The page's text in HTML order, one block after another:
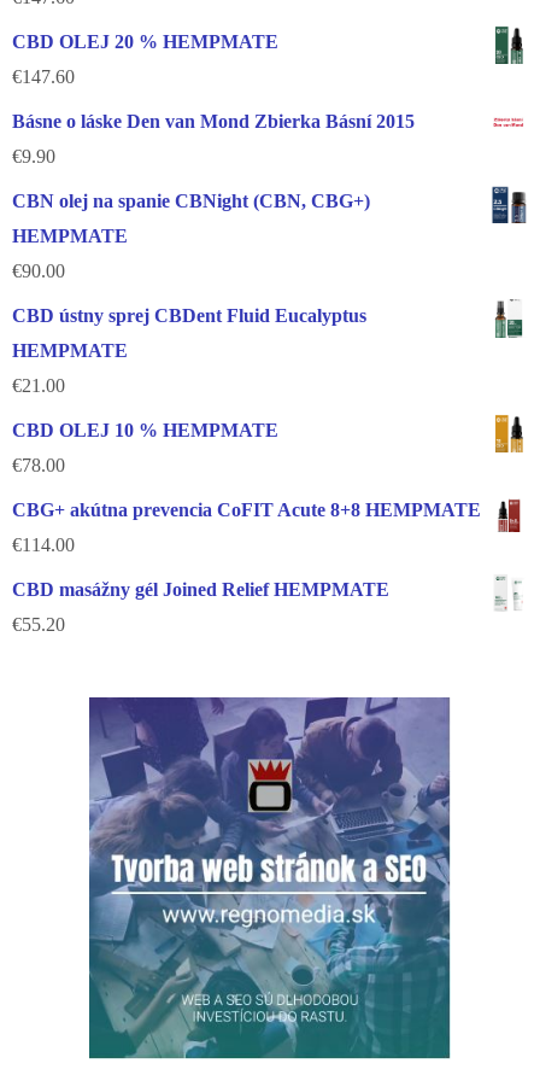
CBD OLEJ 20 % HEMPMATE
€147.60
Básne o láske Den van Mond Zbierka Básní 2015
€9.90
CBN olej na spanie CBNight (CBN, CBG+)
HEMPMATE
€90.00
CBD ústny sprej CBDent Fluid Eucalyptus
HEMPMATE
€21.00
CBD OLEJ 10 % HEMPMATE
€78.00
CBG+ akútna prevencia CoFIT Acute 8+8 HEMPMATE
€114.00
CBD masážny gél Joined Relief HEMPMATE
€55.20